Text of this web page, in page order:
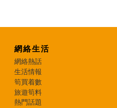
網絡生活
網絡熱話
生活情報
筍買着數
旅遊筍料
熱門話題